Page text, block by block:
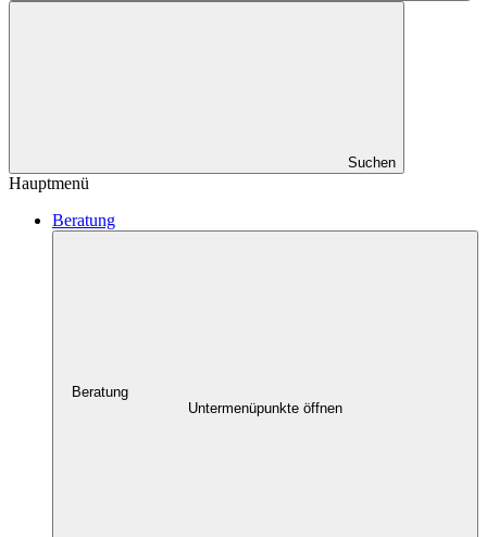
Suchen
Hauptmenü
Beratung
Beratung
Untermenüpunkte öffnen